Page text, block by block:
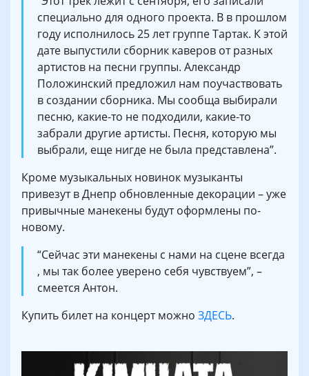
специально для одного проекта. В в прошлом
году исполнилось 25 лет группе Тартак. К этой
дате выпустили сборник каверов от разных
артистов на песни группы. Александр
Положинский предложил нам поучаствовать
в создании сборника. Мы сообща выбирали
песню, какие-то не подходили, какие-то
забрали другие артисты. Песня, которую мы
выбрали, еще нигде не была представлена”.
Кроме музыкальных новинок музыканты
привезут в Днепр обновленные декорации – уже
привычные манекены будут оформлены по-
новому.
“Сейчас эти манекены с нами на сцене всегда
, мы так более уверено себя чувствуем”, –
смеется Антон.
Купить билет на концерт можно ЗДЕСЬ.